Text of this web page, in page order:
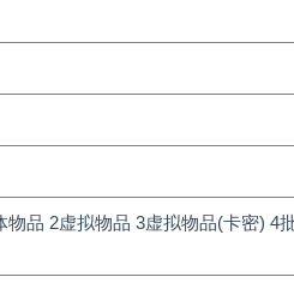
物品 2虚拟物品 3虚拟物品(卡密) 4